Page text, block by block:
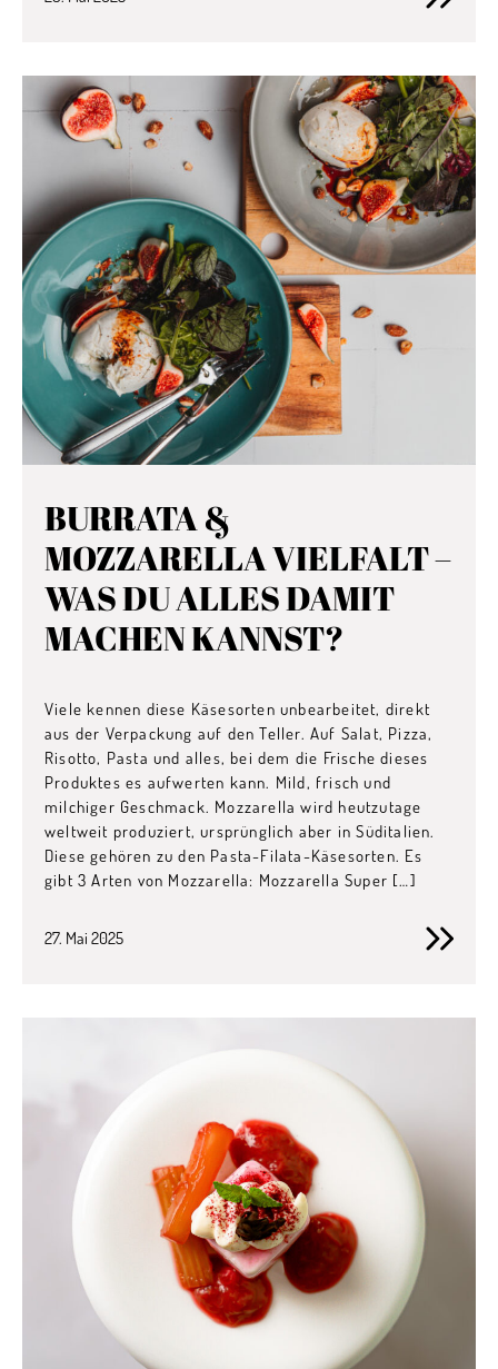
BURRATA &
MOZZARELLA VIELFALT –
WAS DU ALLES DAMIT
MACHEN KANNST?
Viele kennen diese Käsesorten unbearbeitet, direkt
aus der Verpackung auf den Teller. Auf Salat, Pizza,
Risotto, Pasta und alles, bei dem die Frische dieses
Produktes es aufwerten kann. Mild, frisch und
milchiger Geschmack. Mozzarella wird heutzutage
weltweit produziert, ursprünglich aber in Süditalien.
Diese gehören zu den Pasta-Filata-Käsesorten. Es
gibt 3 Arten von Mozzarella: Mozzarella Super […]
27. Mai 2025